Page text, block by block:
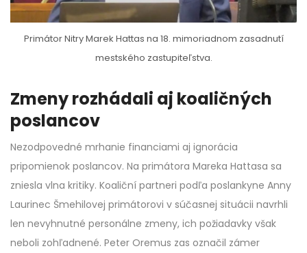
Primátor Nitry Marek Hattas na 18. mimoriadnom zasadnutí
mestského zastupiteľstva.
Zmeny rozhádali aj koaličných
poslancov
Nezodpovedné mrhanie financiami aj ignorácia
pripomienok poslancov. Na primátora Mareka Hattasa sa
zniesla vlna kritiky. Koaliční partneri podľa poslankyne Anny
Laurinec Šmehilovej primátorovi v súčasnej situácii navrhli
len nevyhnutné personálne zmeny, ich požiadavky však
neboli zohľadnené. Peter Oremus zas označil zámer